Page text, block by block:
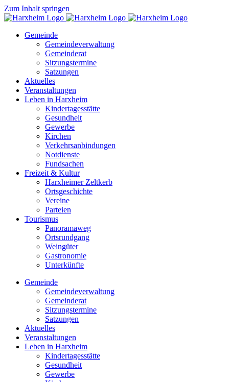
Zum Inhalt springen
Gemeinde
Gemeindeverwaltung
Gemeinderat
Sitzungstermine
Satzungen
Aktuelles
Veranstaltungen
Leben in Harxheim
Kindertagesstätte
Gesundheit
Gewerbe
Kirchen
Verkehrsanbindungen
Notdienste
Fundsachen
Freizeit & Kultur
Harxheimer Zeltkerb
Ortsgeschichte
Vereine
Parteien
Tourismus
Panoramaweg
Ortsrundgang
Weingüter
Gastronomie
Unterkünfte
Gemeinde
Gemeindeverwaltung
Gemeinderat
Sitzungstermine
Satzungen
Aktuelles
Veranstaltungen
Leben in Harxheim
Kindertagesstätte
Gesundheit
Gewerbe